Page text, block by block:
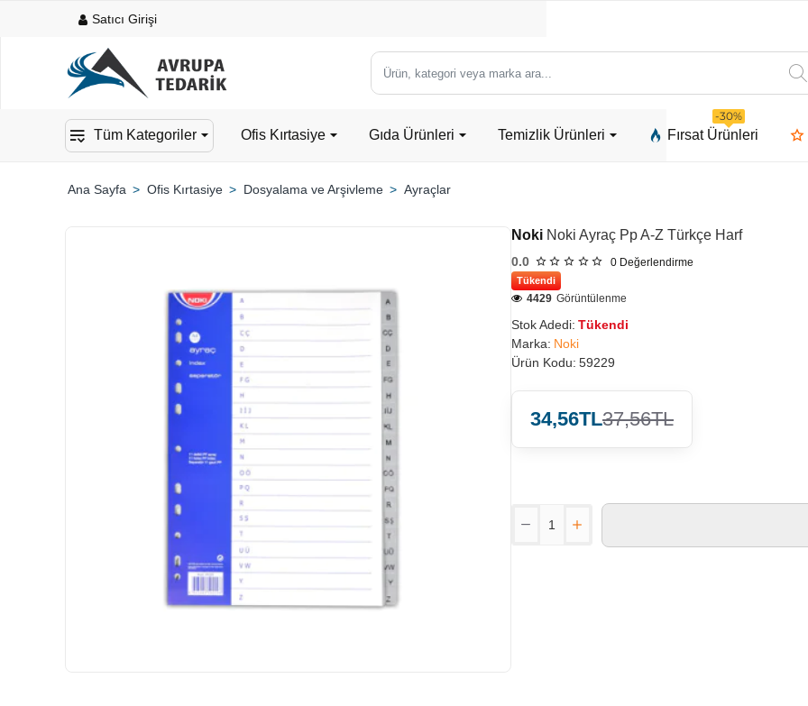
Satıcı Girişi
Ürün,
kategori
marka
Tüm Kategoriler Ofis Kırtasiye Gıda Ürünleri Temizlik Ürünleri Fırsat Ürünleri
-30%
Ofis Kırtasiye Dosyalama ve Arşivleme Ayraçlar
Noki Noki Ayraç Pp A-Z Türkçe Harf
0.0 0 Değerlendirme
Tükendi
Stok Adedi: Tükendi
Marka: Noki
Ürün Kodu: 59229
4429 Görüntülenme
34,56TL37,56TL